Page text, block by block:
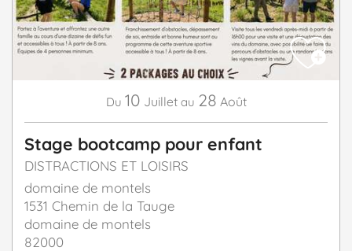
Du 10 Juillet au 28 Août
Stage bootcamp pour enfant
DISTRACTIONS ET LOISIRS
domaine de montels
1531 Chemin de la Tauge
domaine de montels
82000